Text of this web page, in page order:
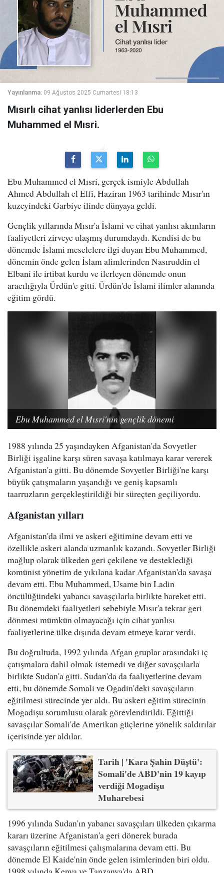
Yayınlanma: 09 Ağustos 2025 Cumartesi 18:13
Mısırlı cihat yanlısı liderlerden Ebu
Muhammed el Mısri.
Ebu Muhammed el Mısri, gerçek ismiyle Abdullah
Ahmed Abdullah el Elfi, Haziran 1963 tarihinde Mısır'ın
kuzeyindeki Garbiye ilinde dünyaya geldi.
Gençlik yıllarında Mısır'a İslami ve cihat yanlısı akımların
faaliyetleri zirveye ulaşmış durumdaydı. Kendisi de bu
dönemde İslami meselelere ilgi duyan Ebu Muhammed,
dönemin önde gelen İslam alimlerinden Nasıruddin el
Elbani ile irtibat kurdu ve ilerleyen dönemde onun
aracılığıyla Ürdün'e gitti. Ürdün'de İslami ilimler alanında
eğitim gördü.
Ebu Muhammed el Mısri'nin gençlik dönemi
1988 yılında 25 yaşındayken Afganistan'da Sovyetler
Birliği işgaline karşı süren savaşa katılmaya karar vererek
Afganistan'a gitti. Bu dönemde Sovyetler Birliği'ne karşı
büyük çatışmaların yaşandığı ve geniş kapsamlı
taarruzların gerçekleştirildiği bir süreçten geçiliyordu.
Afganistan yılları
Afganistan'da ilmi ve askeri eğitimine devam etti ve
özellikle askeri alanda uzmanlık kazandı. Sovyetler Birliği
mağlup olarak ülkeden geri çekilene ve desteklediği
komünist yönetim de yıkılana kadar Afganistan'da savaşa
devam etti. Ebu Muhammed, Usame bin Ladin
öncülüğündeki yabancı savaşçılarla birlikte hareket etti.
Bu dönemdeki faaliyetleri sebebiyle Mısır'a tekrar geri
dönmesi mümkün olmayacağı için cihat yanlısı
faaliyetlerine ülke dışında devam etmeye karar verdi.
Bu doğrultuda, 1992 yılında Afgan gruplar arasındaki iç
çatışmalara dahil olmak istemedi ve diğer savaşçılarla
birlikte Sudan'a gitti. Sudan'da da faaliyetlerine devam
etti, bu dönemde Somali ve Ogadin'deki savaşçıların
eğitilmesi sürecinde yer aldı. Bu askeri eğitim sürecinin
Mogadişu sorumlusu olarak görevlendirildi. Eğittiği
savaşçılar Somali'de Amerikan güçlerine yönelik saldırılar
içerisinde yer aldılar.
Tarih | 'Kara Şahin Düştü':
Somali'de ABD'nin 19 kayıp
verdiği Mogadişu
Muharebesi
1996 yılında Sudan'ın yabancı savaşçıları ülkeden çıkarma
kararı üzerine Afganistan'a geri dönerek burada
savaşçıların eğitilmesi çalışmalarına devam etti. Bu
dönemde El Kaide'nin önde gelen isimlerinden biri oldu.